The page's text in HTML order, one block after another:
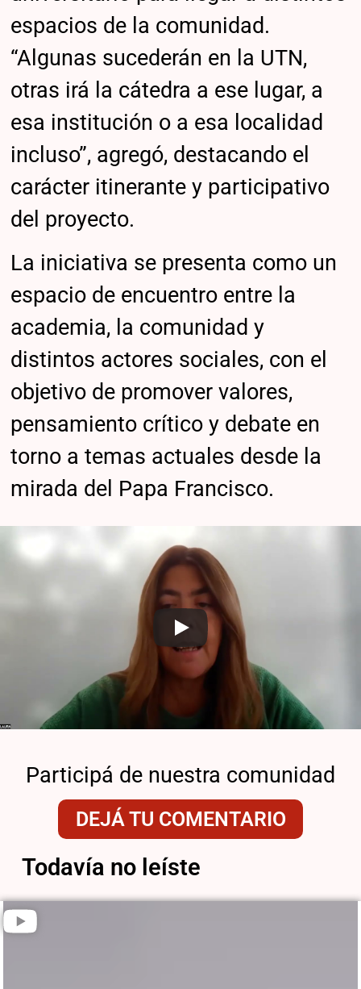
espacios de la comunidad.
“Algunas sucederán en la UTN,
otras irá la cátedra a ese lugar, a
esa institución o a esa localidad
incluso”, agregó, destacando el
carácter itinerante y participativo
del proyecto.
La iniciativa se presenta como un
espacio de encuentro entre la
academia, la comunidad y
distintos actores sociales, con el
objetivo de promover valores,
pensamiento crítico y debate en
torno a temas actuales desde la
mirada del Papa Francisco.
Participá de nuestra comunidad
DEJÁ TU COMENTARIO
Todavía no leíste